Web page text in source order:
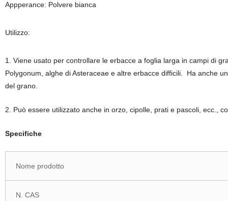
Appperance: Polvere bianca
Utilizzo:
1. Viene usato per controllare le erbacce a foglia larga in campi di
Polygonum, alghe di Asteraceae e altre erbacce difficili. Ha anche
del grano.
2. Può essere utilizzato anche in orzo, cipolle, prati e pascoli, ecc.,
Specifiche
Nome prodotto
N. CAS